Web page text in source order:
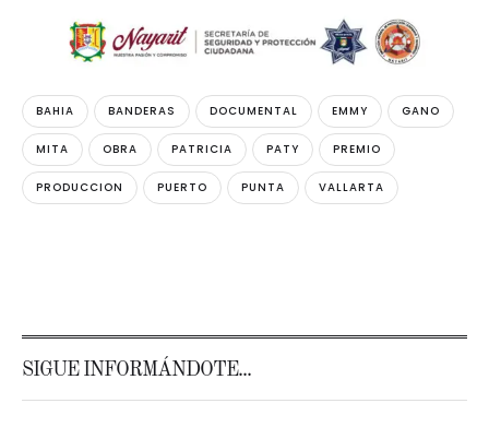
BAHIA BANDERAS DOCUMENTAL EMMY GANO
MITA OBRA PATRICIA PATY PREMIO
PRODUCCION PUERTO PUNTA VALLARTA
SIGUE INFORMÁNDOTE...